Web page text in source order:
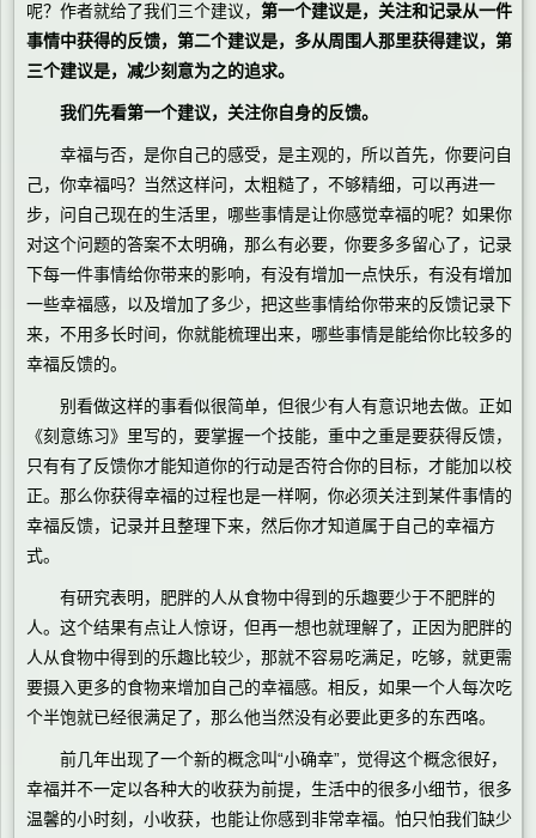
呢？作者就给了我们三个建议， 第一个建议是，关注和记录从一件
事情中获得的反馈，第二个建议是，多从周围人那里获得建议，第
三个建议是，减少刻意为之的追求。
我们先看第一个建议，关注你自身的反馈。
幸福与否，是你自己的感受，是主观的，所以首先，你要问自
己，你幸福吗？当然这样问，太粗糙了，不够精细，可以再进一
步，问自己现在的生活里，哪些事情是让你感觉幸福的呢？如果你
对这个问题的答案不太明确，那么有必要，你要多多留心了，记录
下每一件事情给你带来的影响，有没有增加一点快乐，有没有增加
一些幸福感，以及增加了多少，把这些事情给你带来的反馈记录下
来，不用多长时间，你就能梳理出来，哪些事情是能给你比较多的
幸福反馈的。
别看做这样的事看似很简单，但很少有人有意识地去做。正如
《刻意练习》里写的，要掌握一个技能，重中之重是要获得反馈，
只有有了反馈你才能知道你的行动是否符合你的目标，才能加以校
正。那么你获得幸福的过程也是一样啊，你必须关注到某件事情的
幸福反馈，记录并且整理下来，然后你才知道属于自己的幸福方
式。
有研究表明，肥胖的人从食物中得到的乐趣要少于不肥胖的
人。这个结果有点让人惊讶，但再一想也就理解了，正因为肥胖的
人从食物中得到的乐趣比较少，那就不容易吃满足，吃够，就更需
要摄入更多的食物来增加自己的幸福感。相反，如果一个人每次吃
个半饱就已经很满足了，那么他当然没有必要此更多的东西咯。
前几年出现了一个新的概念叫“小确幸”，觉得这个概念很好，
幸福并不一定以各种大的收获为前提，生活中的很多小细节，很多
温馨的小时刻，小收获，也能让你感到非常幸福。怕只怕我们缺少